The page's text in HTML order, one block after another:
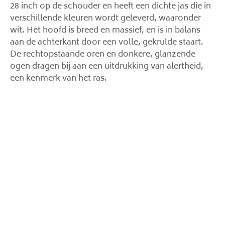
28 inch op de schouder en heeft een dichte jas die in
verschillende kleuren wordt geleverd, waaronder
wit. Het hoofd is breed en massief, en is in balans
aan de achterkant door een volle, gekrulde staart.
De rechtopstaande oren en donkere, glanzende
ogen dragen bij aan een uitdrukking van alertheid,
een kenmerk van het ras.